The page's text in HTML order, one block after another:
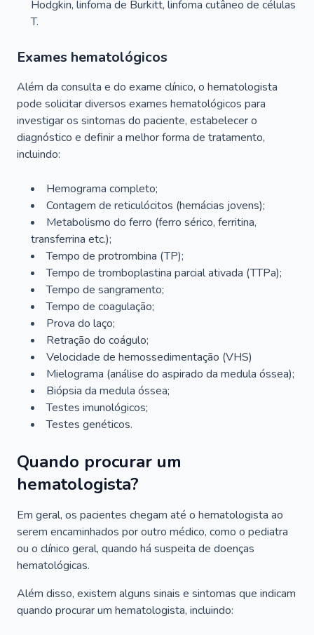
Hodgkin, linfoma de Burkitt, linfoma cutâneo de células
T.
Exames hematológicos
Além da consulta e do exame clínico, o hematologista
pode solicitar diversos exames hematológicos para
investigar os sintomas do paciente, estabelecer o
diagnóstico e definir a melhor forma de tratamento,
incluindo:
Hemograma completo;
Contagem de reticulócitos (hemácias jovens);
Metabolismo do ferro (ferro sérico, ferritina,
transferrina etc.);
Tempo de protrombina (TP);
Tempo de tromboplastina parcial ativada (TTPa);
Tempo de sangramento;
Tempo de coagulação;
Prova do laço;
Retração do coágulo;
Velocidade de hemossedimentação (VHS)
Mielograma (análise do aspirado da medula óssea);
Biópsia da medula óssea;
Testes imunológicos;
Testes genéticos.
Quando procurar um
hematologista?
Em geral, os pacientes chegam até o hematologista ao
serem encaminhados por outro médico, como o pediatra
ou o clínico geral, quando há suspeita de doenças
hematológicas.
Além disso, existem alguns sinais e sintomas que indicam
quando procurar um hematologista, incluindo: